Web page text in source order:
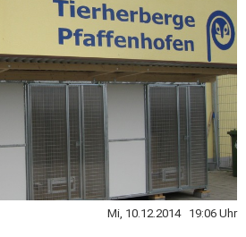
Mi, 10.12.2014 19:06 Uhr